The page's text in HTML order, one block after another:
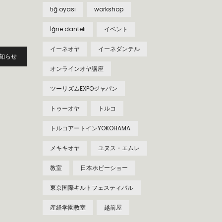
らせ
tığ oyası workshop
İğne danteli イベント
イーネオヤ イーネダンテル
オンラインオヤ講座
ツーリズムEXPOジャパン
トゥーオヤ トルコ
トルコアートインYOKOHAMA
メキキオヤ ユヌス・エムレ
教室 日本ホビーショー
東京国際キルトフェスティバル
産経学園教室 越前屋